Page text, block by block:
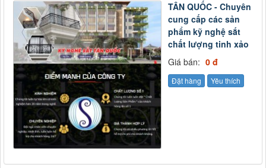
TÂN QUỐC - Chuyên
cung cấp các sản
phẩm kỹ nghệ sắt
chất lượng tinh xảo
Giá bán: 0 đ
Đặt hàng Yêu thích